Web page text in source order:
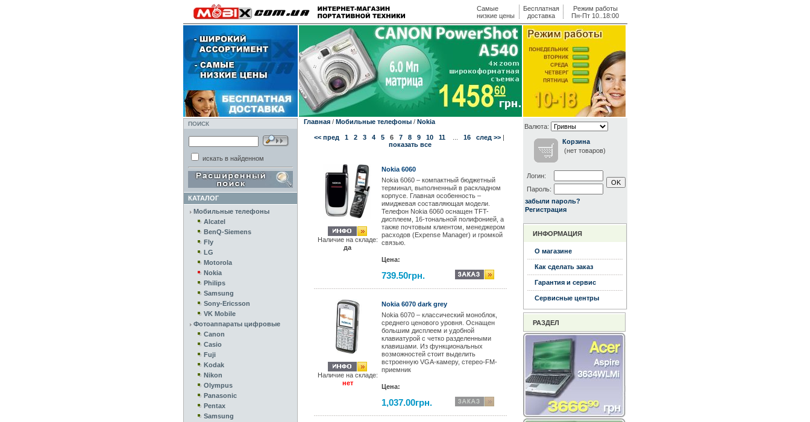
Самые
низкие цены
Бесплатная
доставка
Режим работы
Пн-Пт 10..18:00
ПОИСК
искать в найденном
КАТАЛОГ
Мобильные телефоны
Alcatel
BenQ-Siemens
Fly
LG
Motorola
Nokia
Philips
Samsung
Sony-Ericsson
VK Mobile
Фотоаппараты цифровые
Canon
Casio
Fuji
Kodak
Nikon
Olympus
Panasonic
Pentax
Samsung
Главная/ Мобильные телефоны/ Nokia
<< пред 1 2 3 4 5 6 7 8 9 10 11 16 след >> |
показать все
Наличие на складе:
да
Nokia 6060
Nokia 6060 – компактный бюджетный
терминал, выполненный в раскладном
корпусе. Главная особенность –
имиджевая составляющая модели.
Телефон Nokia 6060 оснащен TFT-
дисплеем, 16-тональной полифонией, а
также почтовым клиентом, менеджером
расходов (Expense Manager) и громкой
связью.
Цена:
739.50грн.
Наличие на складе:
нет
Nokia 6070 dark grey
Nokia 6070 – классический моноблок,
среднего ценового уровня. Оснащен
большим дисплеем и удобной
клавиатурой с четко разделенными
клавишами. Из функциональных
возможностей стоит выделить
встроенную VGA-камеру, стерео-FM-
приемник
Цена:
1,037.00грн.
Валюта:
Корзина
(нет товаров)
Логин:
Пароль:
забыли пароль?
Регистрация
ИНФОРМАЦИЯ
О магазине
Как сделать заказ
Гарантия и сервис
Сервисные центры
РАЗДЕЛ